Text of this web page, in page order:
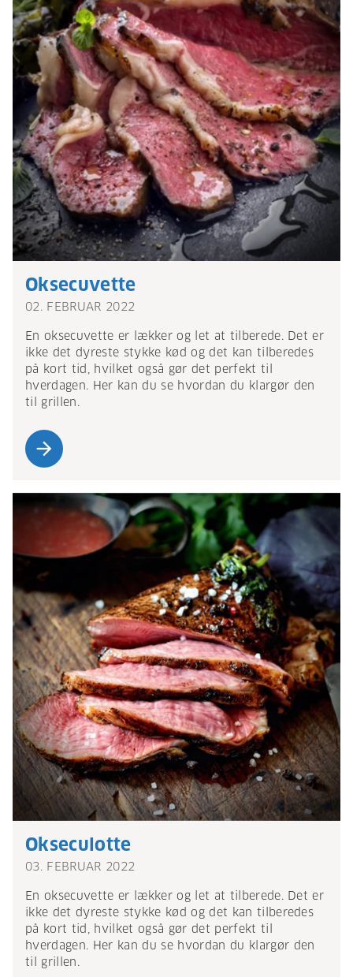
Oksecuvette
02. FEBRUAR 2022
En oksecuvette er lækker og let at tilberede. Det er
ikke det dyreste stykke kød og det kan tilberedes
på kort tid, hvilket også gør det perfekt til
hverdagen. Her kan du se hvordan du klargør den
til grillen.
arrow_forward
Okseculotte
03. FEBRUAR 2022
En oksecuvette er lækker og let at tilberede. Det er
ikke det dyreste stykke kød og det kan tilberedes
på kort tid, hvilket også gør det perfekt til
hverdagen. Her kan du se hvordan du klargør den
til grillen.